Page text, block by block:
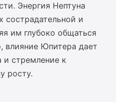
Энергия Нептуна
сострадательной и
им глубоко общаться
влияние Юпитера дает
и стремление к
росту.